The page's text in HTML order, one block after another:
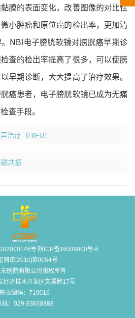
膜的表面变化，改善图像的对比性
小肿瘤和原位癌的检出率，更加清
NBI电子膀胱软镜对膀胱癌早期诊
查的检出率提高了很多，可以使膀
早期诊断，大大提高了治疗效果。
癌患者，电子膀胱软镜已成为无痛
查手段。
治疗（HIFU）
共振
号 陕ICP备16009800号-6
网审[2010]第0054号
安医院有限公司版权所有
经济技术开发区文景路17号
邮政编码：710016
机：029-83668888